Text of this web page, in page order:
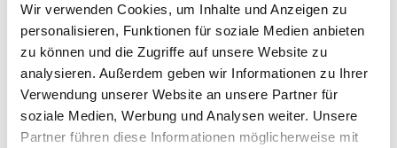
Wir verwenden Cookies, um Inhalte und Anzeigen zu
personalisieren, Funktionen für soziale Medien anbieten
zu können und die Zugriffe auf unsere Website zu
analysieren. Außerdem geben wir Informationen zu Ihrer
Verwendung unserer Website an unsere Partner für
soziale Medien, Werbung und Analysen weiter. Unsere
Partner führen diese Informationen möglicherweise mit
Montag, 3. Januar 2028, 10:00
Uhr